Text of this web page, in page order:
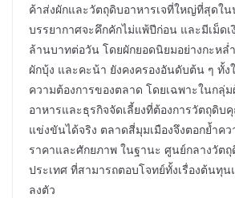
ค้าส่งผักและวัตถุดิบอาหารเจที่ใหญ่ที่สุดใน
บรรยากาศจะคึกคักไม่แพ้ปีก่อน และมีเม็ด
ล้านบาทต่อวัน โดยผักยอดนิยมอย่างกะหล่
ผักบุ้ง และคะน้า ยังคงครองอันดับต้น ๆ ทั้
ความต้องการของตลาด โดยเฉพาะในกลุ่
อาหารและธุรกิจจัดเลี้ยงที่ต้องการวัตถุดิ
แข่งขันได้จริง ตลาดสี่มุมเมืองจึงตอกย้ำค
ราคาและศักยภาพ ในฐานะ ศูนย์กลางวัต
ประเทศ ที่สามารถตอบโจทย์ทั้งเรื่องต้นทุ
ลงตัว